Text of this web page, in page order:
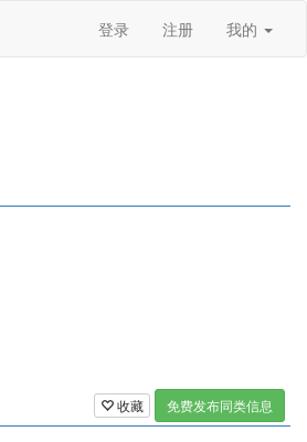
登录 注册 我的
收藏 免费发布同类信息